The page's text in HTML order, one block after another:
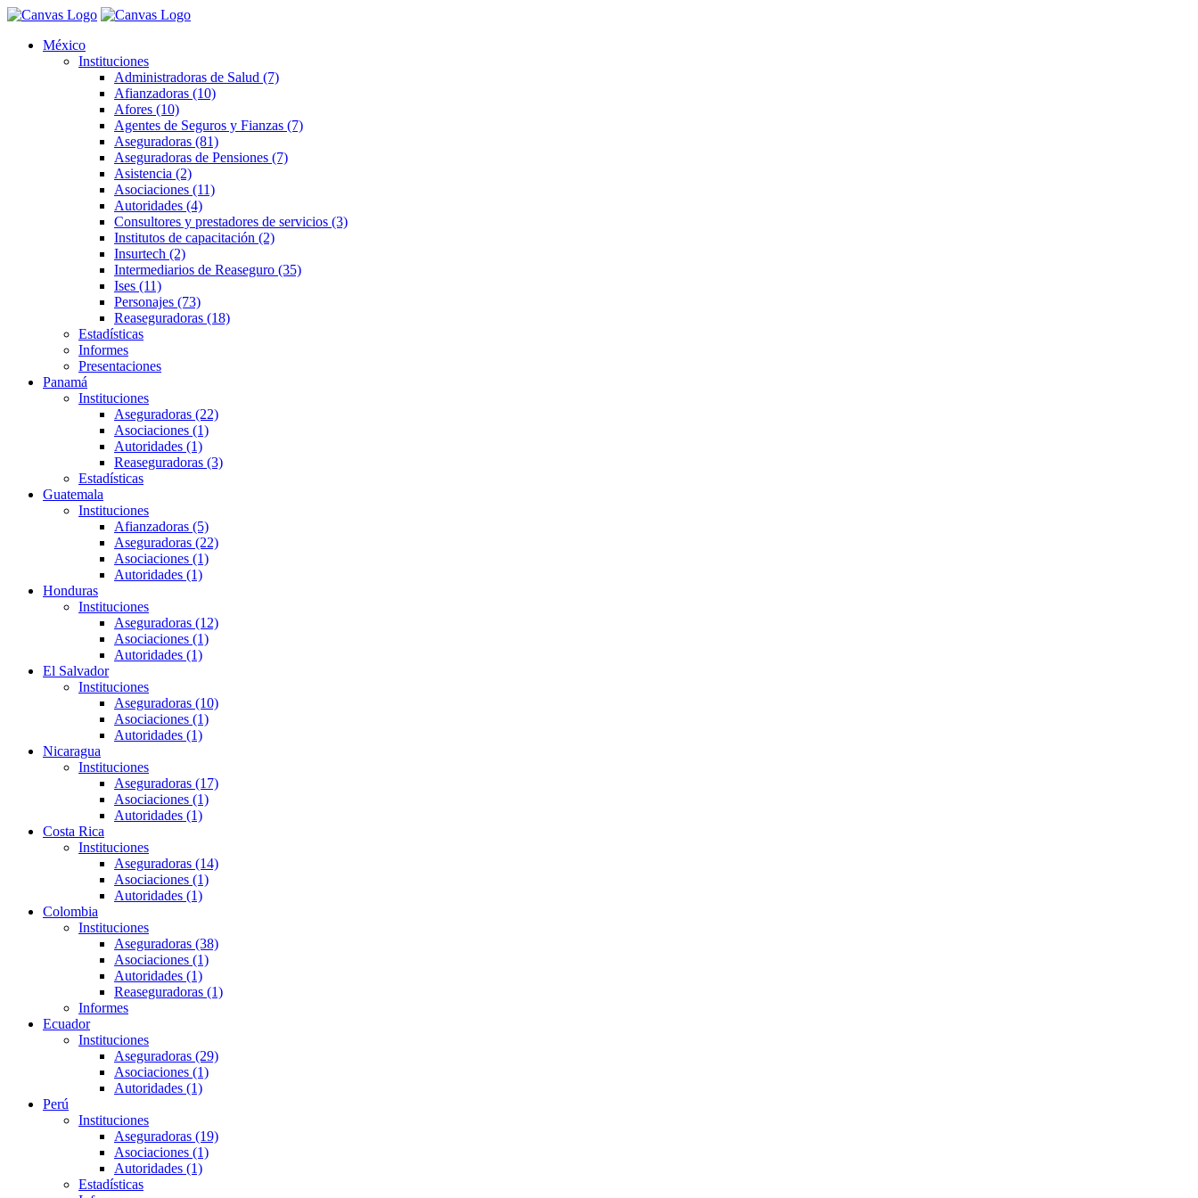
México
Instituciones
Administradoras de Salud (7)
Afianzadoras (10)
Afores (10)
Agentes de Seguros y Fianzas (7)
Aseguradoras (81)
Aseguradoras de Pensiones (7)
Asistencia (2)
Asociaciones (11)
Autoridades (4)
Consultores y prestadores de servicios (3)
Institutos de capacitación (2)
Insurtech (2)
Intermediarios de Reaseguro (35)
Ises (11)
Personajes (73)
Reaseguradoras (18)
Estadísticas
Informes
Presentaciones
Panamá
Instituciones
Aseguradoras (22)
Asociaciones (1)
Autoridades (1)
Reaseguradoras (3)
Estadísticas
Guatemala
Instituciones
Afianzadoras (5)
Aseguradoras (22)
Asociaciones (1)
Autoridades (1)
Honduras
Instituciones
Aseguradoras (12)
Asociaciones (1)
Autoridades (1)
El Salvador
Instituciones
Aseguradoras (10)
Asociaciones (1)
Autoridades (1)
Nicaragua
Instituciones
Aseguradoras (17)
Asociaciones (1)
Autoridades (1)
Costa Rica
Instituciones
Aseguradoras (14)
Asociaciones (1)
Autoridades (1)
Colombia
Instituciones
Aseguradoras (38)
Asociaciones (1)
Autoridades (1)
Reaseguradoras (1)
Informes
Ecuador
Instituciones
Aseguradoras (29)
Asociaciones (1)
Autoridades (1)
Perú
Instituciones
Aseguradoras (19)
Asociaciones (1)
Autoridades (1)
Estadísticas